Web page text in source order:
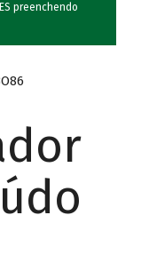
preenchendo